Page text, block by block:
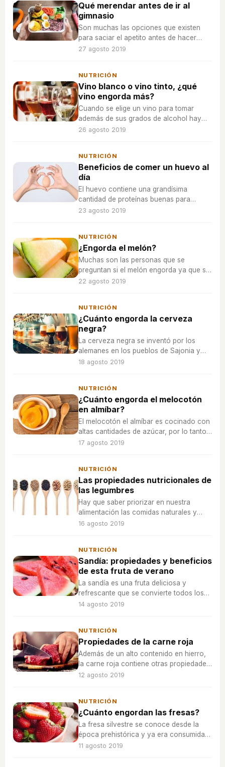
Qué merendar antes de ir al
gimnasio
Son muchas las opciones que existen
para saciar el apetito antes de hacer
ejercicio y conseguir rendir al máximo.
27 agosto 2019
NUTRICIÓN
Vino blanco o vino tinto, ¿qué
vino engorda más?
Cuando se elige un vino para tomar
además de sus grados de alcohol hay
que mirar el azúcar que contiene, pues
26 agosto 2019
NUTRICIÓN
Beneficios de comer un huevo al
día
El huevo contiene una grandísima
cantidad de proteínas buenas para
nuestro organismo, por lo que nos
muchas enfermedades.
23 agosto 2019
NUTRICIÓN
¿Engorda el melón?
Muchas son las personas que se
preguntan si el melón engorda ya que se
trata de una fruta veraniega y fresca que
22 agosto 2019
NUTRICIÓN
¿Cuánto engorda la cerveza
negra?
La cerveza negra se inventó por los
alemanes en los pueblos de Sajonia y
Turingia y su fabricación se remonta a la
18 agosto 2019
NUTRICIÓN
¿Cuánto engorda el melocotón
en almíbar?
El melocotón el almíbar es cocinado con
altas cantidades de azúcar, por lo tanto
siempre será mejor consumir un
17 agosto 2019
NUTRICIÓN
Las propiedades nutricionales de
las legumbres
Hay que saber priorizar en nuestra
alimentación las comidas naturales y
poco procesadas como las legumbres
16 agosto 2019
NUTRICIÓN
Sandía: propiedades y beneficios
de esta fruta de verano
La sandía es una fruta deliciosa y
refrescante que se convierte todos los
veranos en el elemento ideal para
14 agosto 2019
NUTRICIÓN
Propiedades de la carne roja
Además de un alto contenido en hierro,
la carne roja contiene otras propiedades
como minerales y vitaminas beneficiosas
12 agosto 2019
NUTRICIÓN
¿Cuánto engordan las fresas?
La fresa silvestre se conoce desde la
época prehistórica y ya era consumida
por griegos y romanos, pero no se
11 agosto 2019